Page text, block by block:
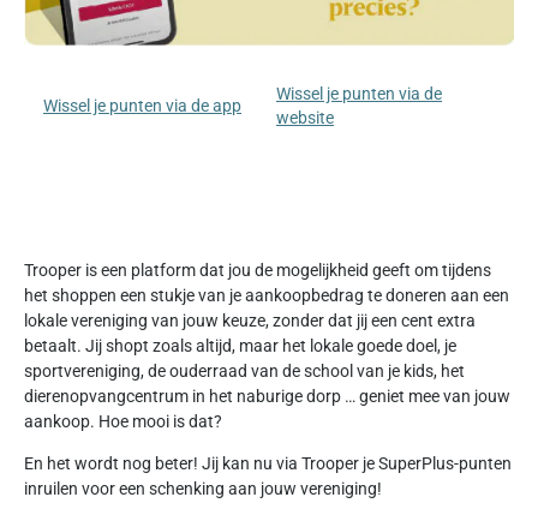
Wissel je punten via de app
Wissel je punten via de
website
Trooper is een platform dat jou de mogelijkheid geeft om tijdens
het shoppen een stukje van je aankoopbedrag te doneren aan een
lokale vereniging van jouw keuze, zonder dat jij een cent extra
betaalt. Jij shopt zoals altijd, maar het lokale goede doel, je
sportvereniging, de ouderraad van de school van je kids, het
dierenopvangcentrum in het naburige dorp … geniet mee van jouw
aankoop. Hoe mooi is dat?
En het wordt nog beter! Jij kan nu via Trooper je SuperPlus-punten
inruilen voor een schenking aan jouw vereniging!